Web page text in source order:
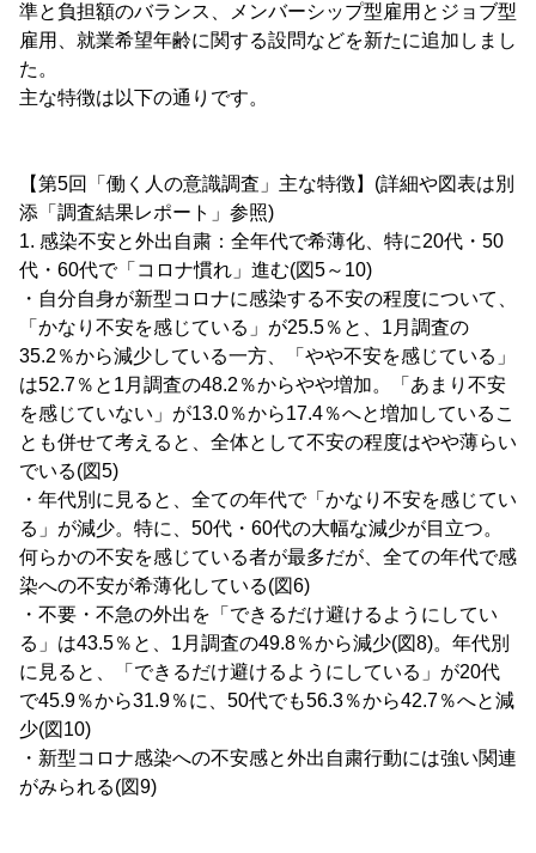
準と負担額のバランス、メンバーシップ型雇用とジョブ型
雇用、就業希望年齢に関する設問などを新たに追加しまし
た。
主な特徴は以下の通りです。
【第5回「働く人の意識調査」主な特徴】(詳細や図表は別
添「調査結果レポート」参照)
1. 感染不安と外出自粛：全年代で希薄化、特に20代・50
代・60代で「コロナ慣れ」進む(図5～10)
・自分自身が新型コロナに感染する不安の程度について、
「かなり不安を感じている」が25.5％と、1月調査の
35.2％から減少している一方、「やや不安を感じている」
は52.7％と1月調査の48.2％からやや増加。「あまり不安
を感じていない」が13.0％から17.4％へと増加しているこ
とも併せて考えると、全体として不安の程度はやや薄らい
でいる(図5)
・年代別に見ると、全ての年代で「かなり不安を感じてい
る」が減少。特に、50代・60代の大幅な減少が目立つ。
何らかの不安を感じている者が最多だが、全ての年代で感
染への不安が希薄化している(図6)
・不要・不急の外出を「できるだけ避けるようにしてい
る」は43.5％と、1月調査の49.8％から減少(図8)。年代別
に見ると、「できるだけ避けるようにしている」が20代
で45.9％から31.9％に、50代でも56.3％から42.7％へと減
少(図10)
・新型コロナ感染への不安感と外出自粛行動には強い関連
がみられる(図9)